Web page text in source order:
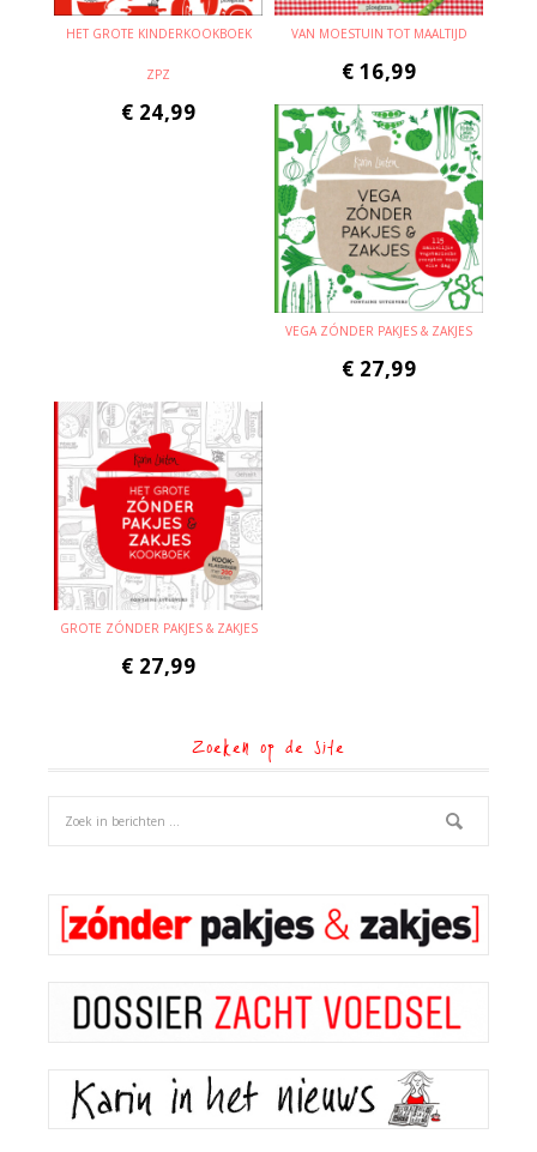
HET GROTE KINDERKOOKBOEK
ZPZ
€ 24,99
VAN MOESTUIN TOT MAALTIJD
€ 16,99
VEGA ZÓNDER PAKJES & ZAKJES
€ 27,99
GROTE ZÓNDER PAKJES & ZAKJES
€ 27,99
Zoeken op de site